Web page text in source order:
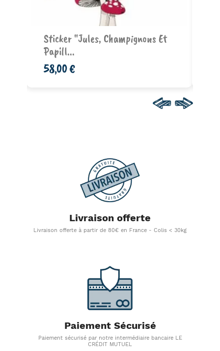
Sticker "Jules, Champignons Et
Papill...
58,00 €
Ajouter au panier
Livraison offerte
Livraison offerte à partir de 80€ en France - Colis < 30kg
Paiement Sécurisé
Paiement sécurisé par notre intermédiaire bancaire LE
CRÉDIT MUTUEL